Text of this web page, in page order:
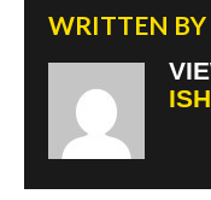
WRITTEN BY